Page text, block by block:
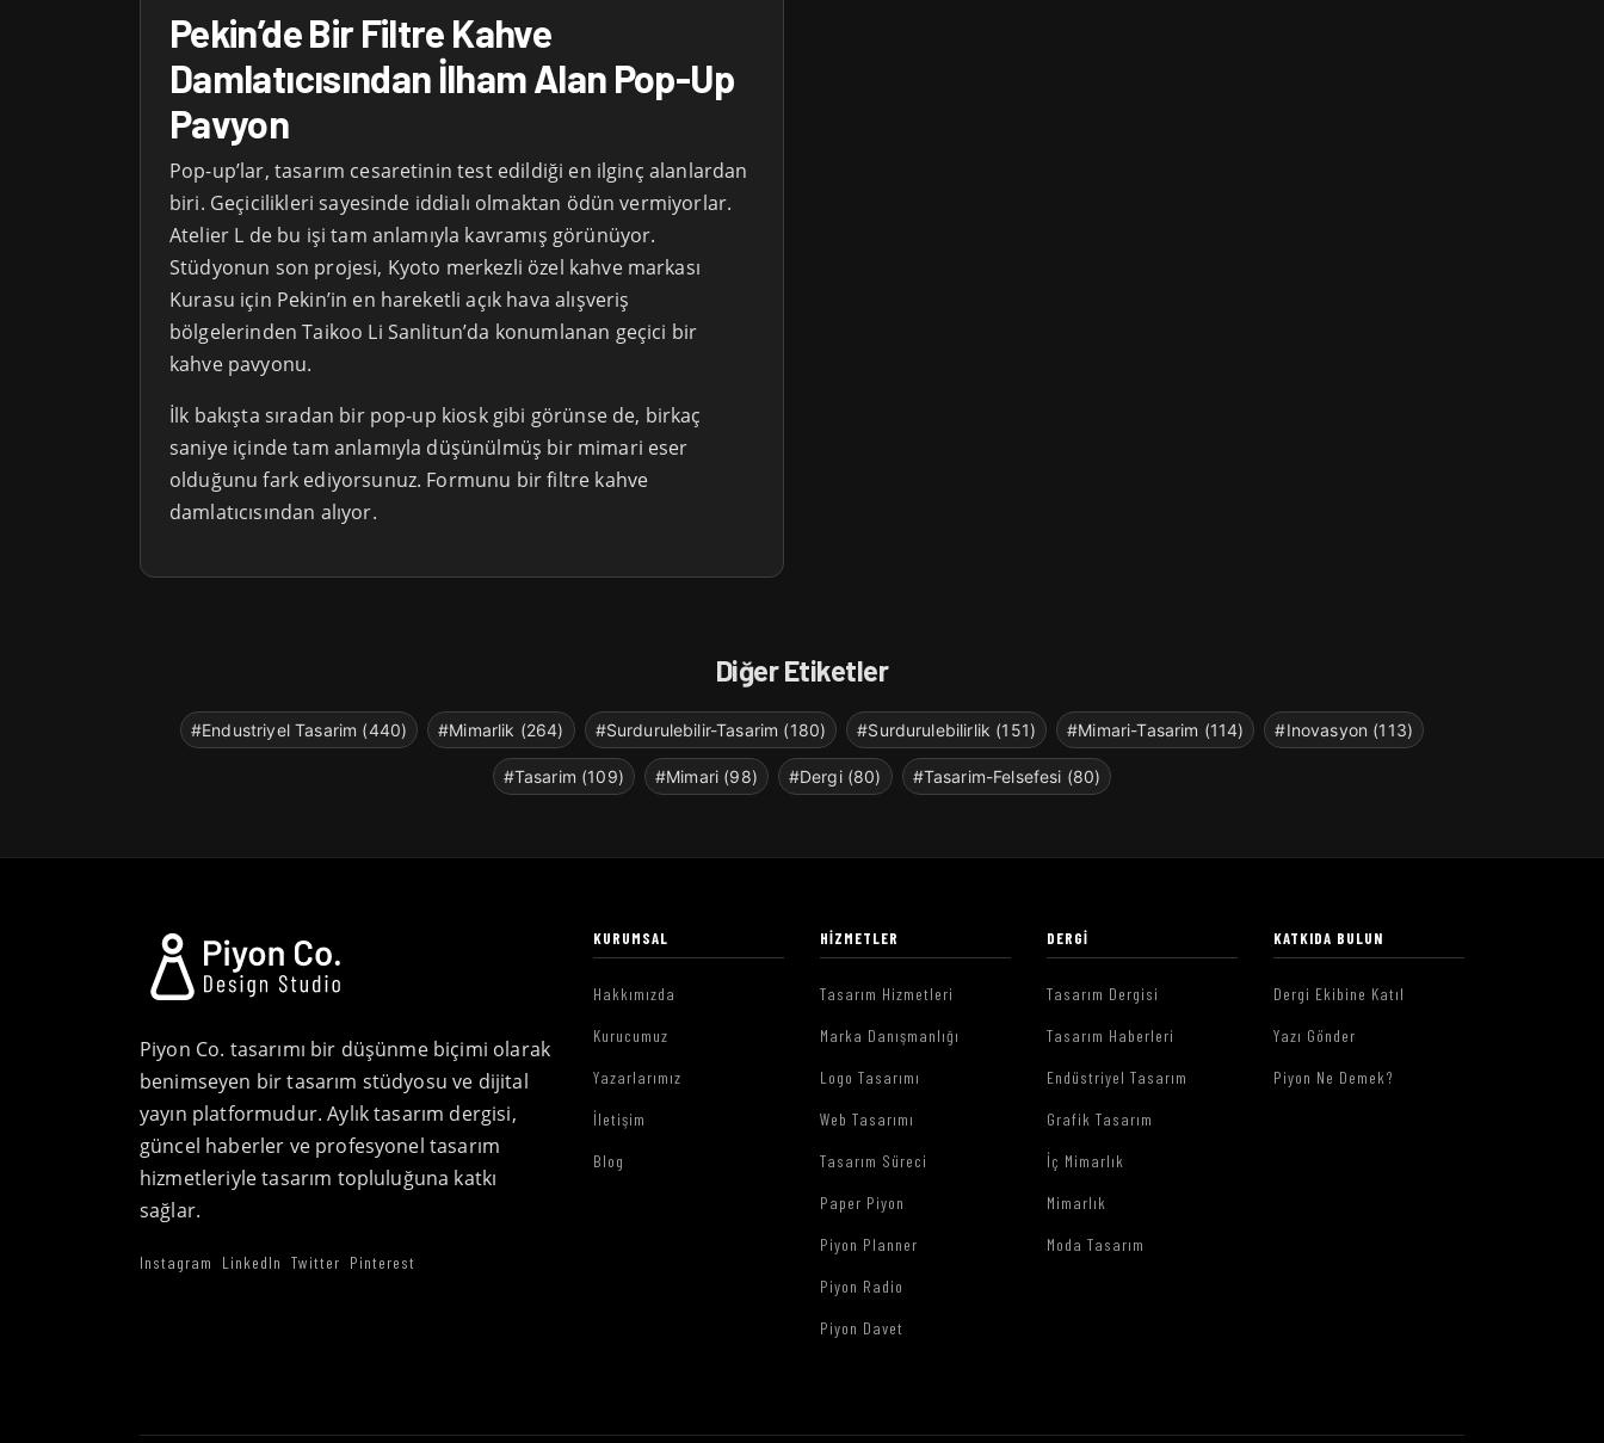
Pekin’de Bir Filtre Kahve
Damlatıcısından İlham Alan Pop-Up
Pavyon
Pop-up’lar, tasarım cesaretinin test edildiği en ilginç alanlardan
biri. Geçicilikleri sayesinde iddialı olmaktan ödün vermiyorlar.
Atelier L de bu işi tam anlamıyla kavramış görünüyor.
Stüdyonun son projesi, Kyoto merkezli özel kahve markası
Kurasu için Pekin’in en hareketli açık hava alışveriş
bölgelerinden Taikoo Li Sanlitun’da konumlanan geçici bir
kahve pavyonu.
İlk bakışta sıradan bir pop-up kiosk gibi görünse de, birkaç
saniye içinde tam anlamıyla düşünülmüş bir mimari eser
olduğunu fark ediyorsunuz. Formunu bir filtre kahve
damlatıcısından alıyor.
Diğer Etiketler
#Endustriyel Tasarim (440) #Mimarlik (264) #Surdurulebilir-Tasarim (180) #Surdurulebilirlik (151) #Mimari-Tasarim (114) #Inovasyon (113)
#Tasarim (109) #Mimari (98) #Dergi (80) #Tasarim-Felsefesi (80)
Piyon Co. tasarımı bir düşünme biçimi olarak
benimseyen bir tasarım stüdyosu ve dijital
yayın platformudur. Aylık tasarım dergisi,
güncel haberler ve profesyonel tasarım
hizmetleriyle tasarım topluluğuna katkı
sağlar.
Instagram LinkedIn Twitter Pinterest
KURUMSAL
Hakkımızda
Kurucumuz
Yazarlarımız
İletişim
Blog
HIZMETLER
Tasarım Hizmetleri
Marka Danışmanlığı
Logo Tasarımı
Web Tasarımı
Tasarım Süreci
Paper Piyon
Piyon Planner
Piyon Radio
Piyon Davet
DERGI
Tasarım Dergisi
Tasarım Haberleri
Endüstriyel Tasarım
Grafik Tasarım
İç Mimarlık
Mimarlık
Moda Tasarım
KATKIDA BULUN
Dergi Ekibine Katıl
Yazı Gönder
Piyon Ne Demek?